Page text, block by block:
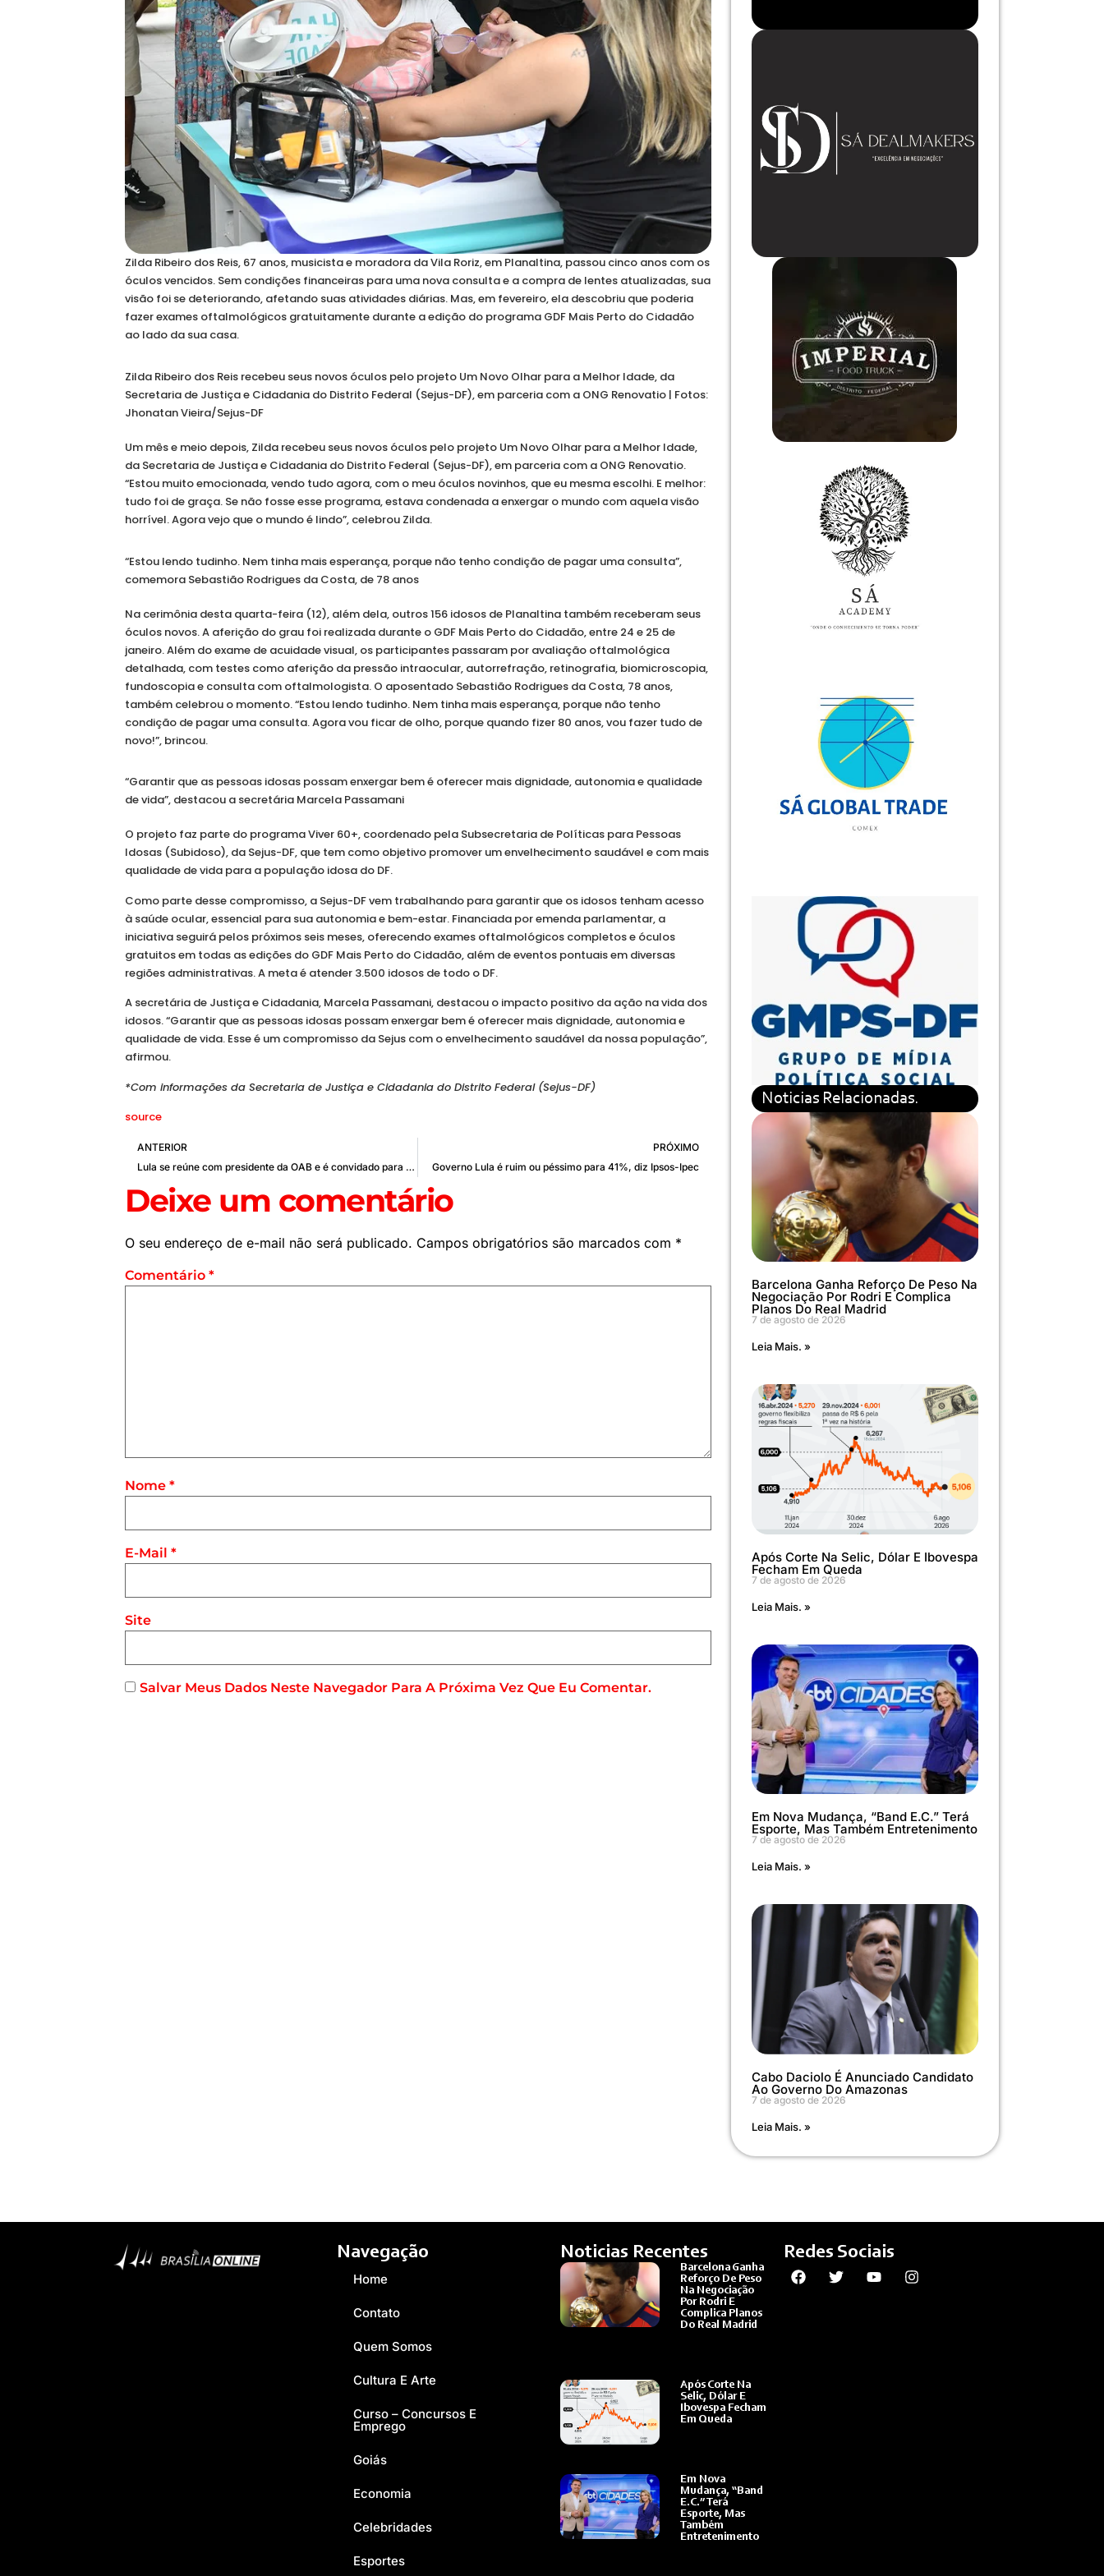
Zilda Ribeiro dos Reis, 67 anos, musicista e moradora da Vila Roriz, em Planaltina, passou cinco anos com os
óculos vencidos. Sem condições financeiras para uma nova consulta e a compra de lentes atualizadas, sua
visão foi se deteriorando, afetando suas atividades diárias. Mas, em fevereiro, ela descobriu que poderia
fazer exames oftalmológicos gratuitamente durante a edição do programa GDF Mais Perto do Cidadão
ao lado da sua casa.
Zilda Ribeiro dos Reis recebeu seus novos óculos pelo projeto Um Novo Olhar para a Melhor Idade, da
Secretaria de Justiça e Cidadania do Distrito Federal (Sejus-DF), em parceria com a ONG Renovatio | Fotos:
Jhonatan Vieira/Sejus-DF
Um mês e meio depois, Zilda recebeu seus novos óculos pelo projeto Um Novo Olhar para a Melhor Idade,
da Secretaria de Justiça e Cidadania do Distrito Federal (Sejus-DF), em parceria com a ONG Renovatio.
“Estou muito emocionada, vendo tudo agora, com o meu óculos novinhos, que eu mesma escolhi. E melhor:
tudo foi de graça. Se não fosse esse programa, estava condenada a enxergar o mundo com aquela visão
horrível. Agora vejo que o mundo é lindo”, celebrou Zilda.
“Estou lendo tudinho. Nem tinha mais esperança, porque não tenho condição de pagar uma consulta”,
comemora Sebastião Rodrigues da Costa, de 78 anos
Na cerimônia desta quarta-feira (12), além dela, outros 156 idosos de Planaltina também receberam seus
óculos novos. A aferição do grau foi realizada durante o GDF Mais Perto do Cidadão, entre 24 e 25 de
janeiro. Além do exame de acuidade visual, os participantes passaram por avaliação oftalmológica
detalhada, com testes como aferição da pressão intraocular, autorrefração, retinografia, biomicroscopia,
fundoscopia e consulta com oftalmologista. O aposentado Sebastião Rodrigues da Costa, 78 anos,
também celebrou o momento. “Estou lendo tudinho. Nem tinha mais esperança, porque não tenho
condição de pagar uma consulta. Agora vou ficar de olho, porque quando fizer 80 anos, vou fazer tudo de
novo!”, brincou.
“Garantir que as pessoas idosas possam enxergar bem é oferecer mais dignidade, autonomia e qualidade
de vida”, destacou a secretária Marcela Passamani
O projeto faz parte do programa Viver 60+, coordenado pela Subsecretaria de Políticas para Pessoas
Idosas (Subidoso), da Sejus-DF, que tem como objetivo promover um envelhecimento saudável e com mais
qualidade de vida para a população idosa do DF.
Como parte desse compromisso, a Sejus-DF vem trabalhando para garantir que os idosos tenham acesso
à saúde ocular, essencial para sua autonomia e bem-estar. Financiada por emenda parlamentar, a
iniciativa seguirá pelos próximos seis meses, oferecendo exames oftalmológicos completos e óculos
gratuitos em todas as edições do GDF Mais Perto do Cidadão, além de eventos pontuais em diversas
regiões administrativas. A meta é atender 3.500 idosos de todo o DF.
A secretária de Justiça e Cidadania, Marcela Passamani, destacou o impacto positivo da ação na vida dos
idosos. “Garantir que as pessoas idosas possam enxergar bem é oferecer mais dignidade, autonomia e
qualidade de vida. Esse é um compromisso da Sejus com o envelhecimento saudável da nossa população”,
afirmou.
*Com informações da Secretaria de Justiça e Cidadania do Distrito Federal (Sejus-DF)
source
ANTERIOR
Lula se reúne com presidente da OAB e é convidado para posse
PRÓXIMO
Governo Lula é ruim ou péssimo para 41%, diz Ipsos-Ipec
Deixe um comentário
O seu endereço de e-mail não será publicado. Campos obrigatórios são marcados com *
Comentário *
Nome *
E-Mail *
Site
Salvar Meus Dados Neste Navegador Para A Próxima Vez Que Eu Comentar.
Noticias Relacionadas.
Barcelona Ganha Reforço De Peso Na
Negociação Por Rodri E Complica
Planos Do Real Madrid
7 de agosto de 2026
Leia Mais. »
Após Corte Na Selic, Dólar E Ibovespa
Fecham Em Queda
7 de agosto de 2026
Leia Mais. »
Em Nova Mudança, “Band E.C.” Terá
Esporte, Mas Também Entretenimento
7 de agosto de 2026
Leia Mais. »
Cabo Daciolo É Anunciado Candidato
Ao Governo Do Amazonas
7 de agosto de 2026
Leia Mais. »
Navegação
Home
Contato
Quem Somos
Cultura E Arte
Curso – Concursos E
Emprego
Goiás
Economia
Celebridades
Esportes
Noticias Recentes
Barcelona Ganha
Reforço De Peso
Na Negociação
Por Rodri E
Complica Planos
Do Real Madrid
Após Corte Na
Selic, Dólar E
Ibovespa Fecham
Em Queda
Em Nova
Mudança, “Band
E.C.” Terá
Esporte, Mas
Também
Entretenimento
Redes Sociais